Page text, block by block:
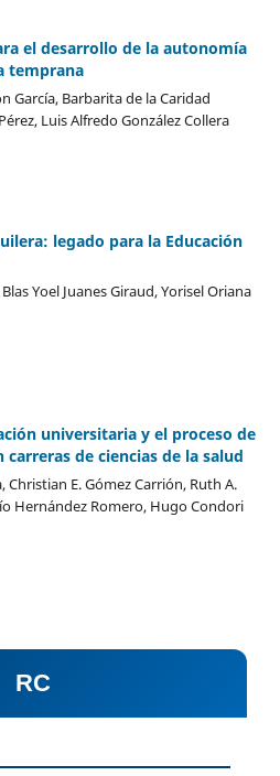
el desarrollo de la autonomía
temprana
García, Barbarita de la Caridad
Luis Alfredo González Collera
legado para la Educación
Yoel Juanes Giraud, Yorisel Oriana
universitaria y el proceso de
carreras de ciencias de la salud
Christian E. Gómez Carrión, Ruth A.
Hernández Romero, Hugo Condori
RC